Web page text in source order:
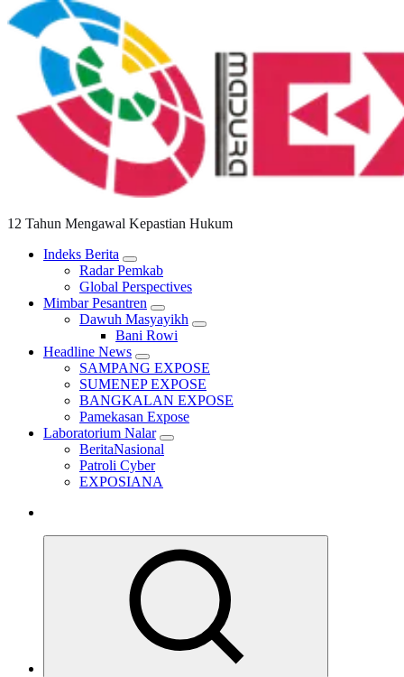
12 Tahun Mengawal Kepastian Hukum
Indeks Berita
Radar Pemkab
Global Perspectives
Mimbar Pesantren
Dawuh Masyayikh
Bani Rowi
Headline News
SAMPANG EXPOSE
SUMENEP EXPOSE
BANGKALAN EXPOSE
Pamekasan Expose
Laboratorium Nalar
BeritaNasional
Patroli Cyber
EXPOSIANA